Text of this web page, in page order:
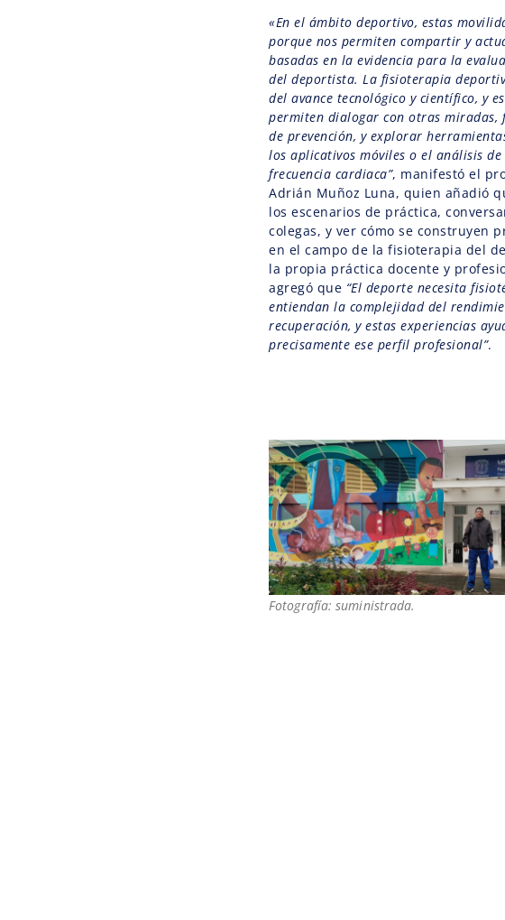
«En el ámbito deportivo, estas
porque nos permiten compartir y
basadas en la evidencia para la
del deportista. La fisioterapia
del avance tecnológico y científico, y
permiten dialogar con otras miradas,
de prevención, y explorar
los aplicativos móviles o el análisis
frecuencia cardiaca”, manifestó el
Adrián Muñoz Luna, quien añadió
los escenarios de práctica,
colegas, y ver cómo se construyen
en el campo de la fisioterapia del
la propia práctica docente y
agregó que “El deporte necesita
entiendan la complejidad del
recuperación, y estas experiencias
precisamente ese perfil profesional”.
Fotografía: suministrada.